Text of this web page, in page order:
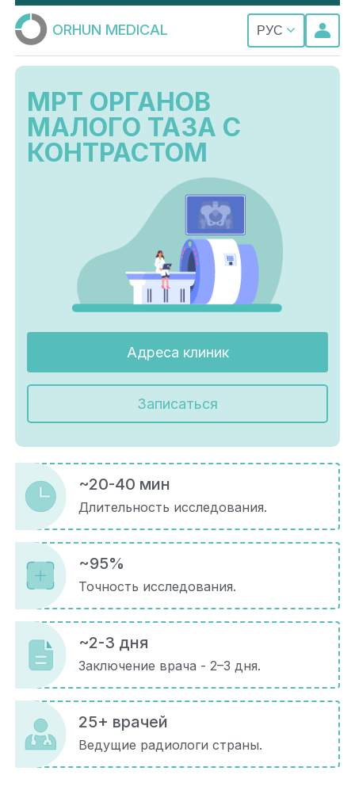
ORHUN MEDICAL РУС
МРТ ОРГАНОВ
МАЛОГО ТАЗА С
КОНТРАСТОМ
Адреса клиник
Записаться
~20-40 мин
Длительность исследования.
~95%
Точность исследования.
~2-3 дня
Заключение врача - 2–3 дня.
25+ врачей
Ведущие радиологи страны.